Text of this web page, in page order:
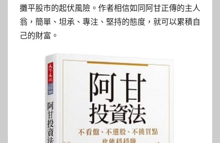
攤平股市的起伏風險。作者相信如同阿甘正傳的主人
翁，簡單、坦承、專注、堅持的態度，就可以累積自
己的財富。